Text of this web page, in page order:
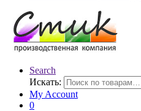
Search
Искать:
My Account
0